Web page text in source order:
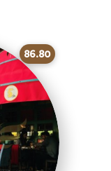
86.80